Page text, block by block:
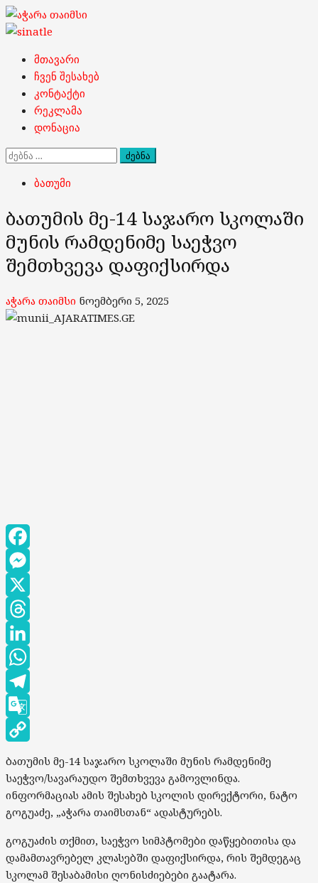
Skip
to
Primary
Menu
მთავარი
ჩვენ შესახებ
კონტაქტი
რეკლამა
დონაცია
ძებნა:
ბათუმი
ბათუმის მე-14 საჯარო სკოლაში
მუნის რამდენიმე საეჭვო
შემთხვევა დაფიქსირდა
აჭარა თაიმსი ნოემბერი 5, 2025
Facebook
Messenger
X
Threads
LinkedIn
WhatsApp
Telegram
Google
Translate
Copy
Link
ბათუმის მე-14 საჯარო სკოლაში მუნის რამდენიმე
საეჭვო/სავარაუდო შემთხვევა გამოვლინდა.
ინფორმაციას ამის შესახებ სკოლის დირექტორი, ნატო
გოგუაძე, „აჭარა თაიმსთან“ ადასტურებს.
გოგუაძის თქმით, საეჭვო სიმპტომები დაწყებითისა და
დამამთავრებელ კლასებში დაფიქსირდა, რის შემდეგაც
სკოლამ შესაბამისი ღონისძიებები გაატარა.